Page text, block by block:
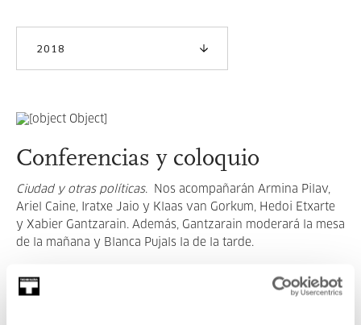
2018
Conferencias y coloquio
Ciudad y otras políticas. Nos acompañarán Armina Pilav,
Ariel Caine, Iratxe Jaio y Klaas van Gorkum, Hedoi Etxarte
y Xabier Gantzarain. Además, Gantzarain moderará la mesa
de la mañana y Blanca Pujals la de la tarde.
LEER MÁS